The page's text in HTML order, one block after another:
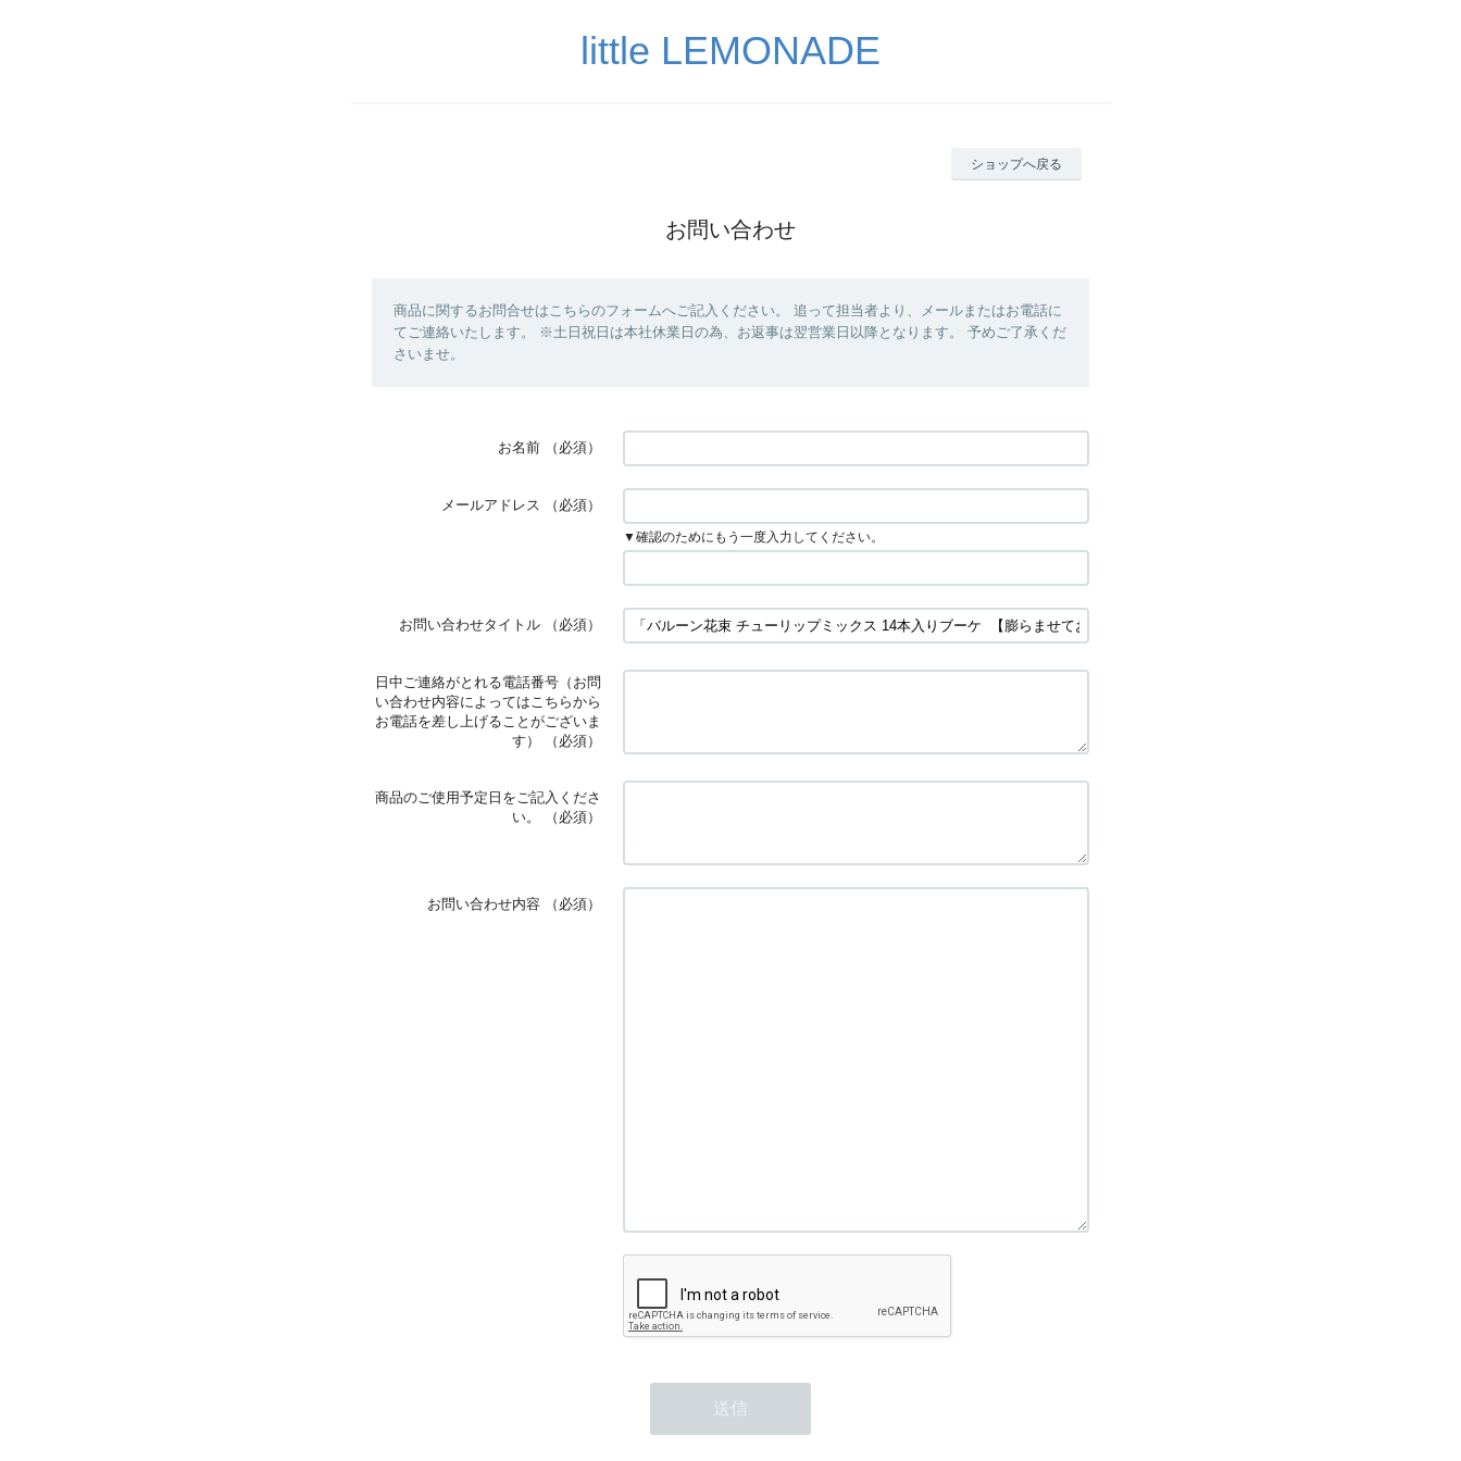
little LEMONADE
ショップへ戻る
お問い合わせ
商品に関するお問合せはこちらのフォームへご記入ください。 追って担当者より、メールまたはお電話に
てご連絡いたします。 ※土日祝日は本社休業日の為、お返事は翌営業日以降となります。 予めご了承くだ
さいませ。
お名前 （必須）
メールアドレス （必須）
▼確認のためにもう一度入力してください。
お問い合わせタイトル （必須）
日中ご連絡がとれる電話番号（お問
い合わせ内容によってはこちらから
お電話を差し上げることがございま
す）
（必須）
商品のご使用予定日をご記入くださ
い。
（必須）
お問い合わせ内容 （必須）